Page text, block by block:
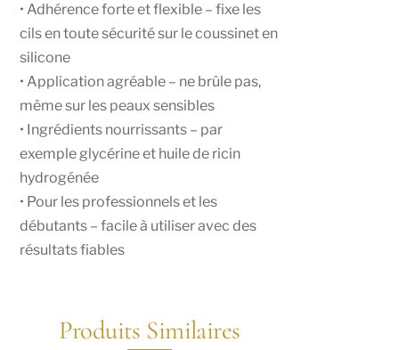
• Adhérence forte et flexible – fixe les
cils en toute sécurité sur le coussinet en
silicone
• Application agréable – ne brûle pas,
même sur les peaux sensibles
• Ingrédients nourrissants – par
exemple glycérine et huile de ricin
hydrogénée
• Pour les professionnels et les
débutants – facile à utiliser avec des
résultats fiables
Produits Similaires